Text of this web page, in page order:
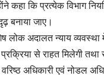
कहा कि प्रत्येक विभाग
बनाया जाए।
लोक अदालत न्याय
प्रक्रिया से राहत मिलेगी
अधिकारी एवं नोडल